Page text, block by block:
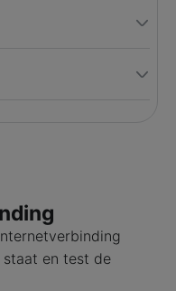
en test de